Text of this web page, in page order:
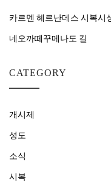
카르멘 헤르난데스 시복시
네오까떼꾸메나도 길
CATEGORY
개시제
성도
소식
시복